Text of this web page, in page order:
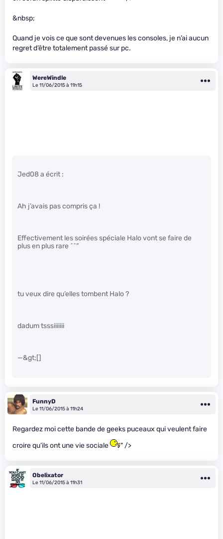
&nbsp;
Quand je vois ce que sont devenues les consoles, je n’ai aucun
regret d’être totalement passé sur pc.
WereWindle
Le 11/06/2015 à 11h15
Jed08 a écrit :
Ah j’avais pas compris ça !
Effectivement les soirées spéciale Halo vont se faire de
plus en plus rare ^^”
tu veux dire qu’elles tombent Halo ?
dadum tsssiiiiiii
—&gt;[]
FunnyD
Le 11/06/2015 à 11h24
Regardez moi cette bande de geeks puceaux qui veulent faire
croire qu’ils ont une vie sociale
" />
Obelixator
Le 11/06/2015 à 11h31